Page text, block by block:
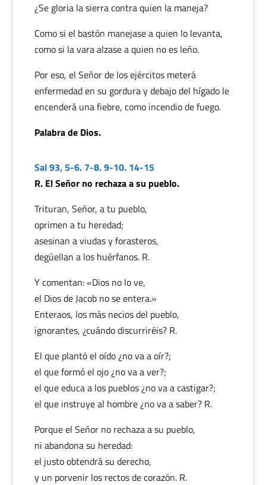
¿Se gloria la sierra contra quien la maneja?
Como si el bastón manejase a quien lo levanta,
como si la vara alzase a quien no es leño.
Por eso, el Señor de los ejércitos meterá
enfermedad en su gordura y debajo del hígado le
encenderá una fiebre, como incendio de fuego.
Palabra de Dios.
Sal 93, 5-6. 7-8. 9-10. 14-15
R. El Señor no rechaza a su pueblo.
Trituran, Señor, a tu pueblo,
oprimen a tu heredad;
asesinan a viudas y forasteros,
degüellan a los huérfanos. R.
Y comentan: «Dios no lo ve,
el Dios de Jacob no se entera.»
Enteraos, los más necios del pueblo,
ignorantes, ¿cuándo discurriréis? R.
El que plantó el oído ¿no va a oír?;
el que formó el ojo ¿no va a ver?;
el que educa a los pueblos ¿no va a castigar?;
el que instruye al hombre ¿no va a saber? R.
Porque el Señor no rechaza a su pueblo,
ni abandona su heredad:
el justo obtendrá su derecho,
y un porvenir los rectos de corazón. R.